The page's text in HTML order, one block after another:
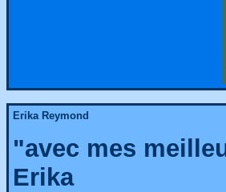
Erika Reymond
"avec mes
Erika